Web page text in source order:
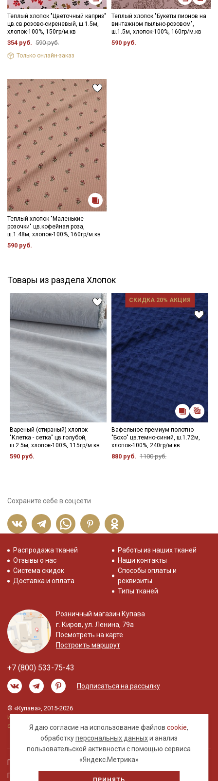
Теплый хлопок "Цветочный каприз"
цв.св.розово-сиреневый, ш.1.5м,
хлопок-100%, 150гр/м.кв
354 руб. 590 руб.
Только онлайн-заказ
Теплый хлопок "Букеты пионов на
винтажном пыльно-розовом",
ш.1.5м, хлопок-100%, 160гр/м.кв
590 руб.
Теплый хлопок "Маленькие
розочки" цв.кофейная роза,
ш.1.48м, хлопок-100%, 160гр/м.кв
590 руб.
Товары из раздела Хлопок
Вареный (стираный) хлопок
"Клетка - сетка" цв.голубой,
ш.2.5м, хлопок-100%, 115гр/м.кв
590 руб.
СКИДКА 20% АКЦИЯ
Вафельное премиум-полотно
"Бохо" цв.темно-синий, ш.1.72м,
хлопок-100%, 240гр/м.кв
880 руб. 1100 руб.
Сохраните себе в соцсети
Я даю согласие на использование файловcookie,
обработкуперсональных данныхи анализ
пользовательской активности с помощью сервиса
«Яндекс.Метрика»
Распродажа тканей
Отзывы о нас
Система скидок
Доставка и оплата
Работы из наших тканей
Наши контакты
Способы оплаты и
реквизиты
Типы тканей
Розничный магазин Купава
г. Киров, ул. Ленина, 79а
Посмотреть на карте
Построить маршрут
+7 (800) 533-75-43
Подписаться на рассылку
© «Купава», 2015-2026
Информация на сайте не является публичной
офертой.
Правовая информация
Политика обработки персональных данных